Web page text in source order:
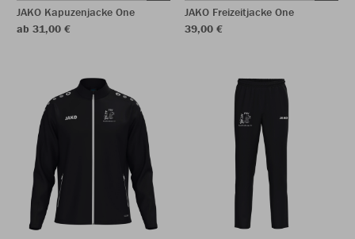
JAKO Kapuzenjacke One
ab 31,00 €
JAKO Freizeitjacke One
39,00 €